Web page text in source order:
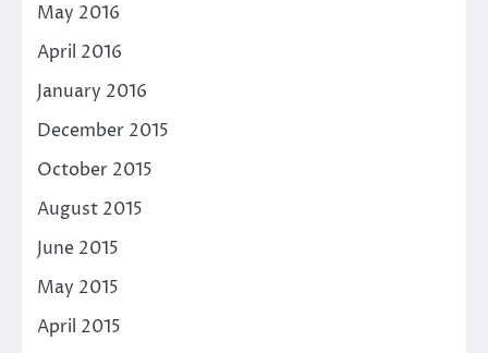
May 2016
April 2016
January 2016
December 2015
October 2015
August 2015
June 2015
May 2015
April 2015